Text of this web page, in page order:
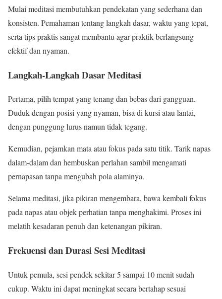
Mulai meditasi membutuhkan pendekatan yang sederhana dan
konsisten. Pemahaman tentang langkah dasar, waktu yang tepat,
serta tips praktis sangat membantu agar praktik berlangsung
efektif dan nyaman.
Langkah-Langkah Dasar Meditasi
Pertama, pilih tempat yang tenang dan bebas dari gangguan.
Duduk dengan posisi yang nyaman, bisa di kursi atau lantai,
dengan punggung lurus namun tidak tegang.
Kemudian, pejamkan mata atau fokus pada satu titik. Tarik napas
dalam-dalam dan hembuskan perlahan sambil mengamati
pernapasan tanpa mengubah pola alaminya.
Selama meditasi, jika pikiran mengembara, bawa kembali fokus
pada napas atau objek perhatian tanpa menghakimi. Proses ini
melatih kesadaran penuh dan ketenangan pikiran.
Frekuensi dan Durasi Sesi Meditasi
Untuk pemula, sesi pendek sekitar 5 sampai 10 menit sudah
cukup. Waktu ini dapat meningkat secara bertahap sesuai